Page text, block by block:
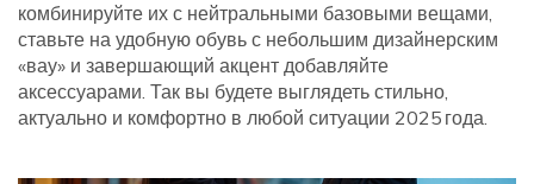
комбинируйте их с нейтральными базовыми вещами,
ставьте на удобную обувь с небольшим дизайнерским
«вау» и завершающий акцент добавляйте
аксессуарами. Так вы будете выглядеть стильно,
актуально и комфортно в любой ситуации 2025 года.